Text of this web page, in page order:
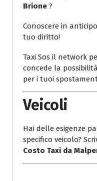
Brione ?
Conoscere in
tuo diritto!
Taxi Sos il network
concede la
per i tuoi
Veicoli
Hai delle esigenze
specifico veicolo?
Costo Taxi da